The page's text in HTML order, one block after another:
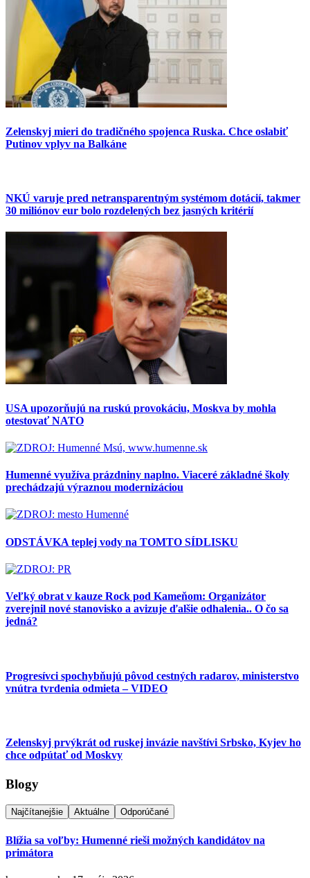
Zelenskyj mieri do tradičného spojenca Ruska. Chce oslabiť
Putinov vplyv na Balkáne
NKÚ varuje pred netransparentným systémom dotácií, takmer
30 miliónov eur bolo rozdelených bez jasných kritérií
USA upozorňujú na ruskú provokáciu, Moskva by mohla
otestovať NATO
Humenné využíva prázdniny naplno. Viaceré základné školy
prechádzajú výraznou modernizáciou
ODSTÁVKA teplej vody na TOMTO SÍDLISKU
Veľký obrat v kauze Rock pod Kameňom: Organizátor
zverejnil nové stanovisko a avizuje ďalšie odhalenia.. O čo sa
jedná?
Progresívci spochybňujú pôvod cestných radarov, ministerstvo
vnútra tvrdenia odmieta – VIDEO
Zelenskyj prvýkrát od ruskej invázie navštívi Srbsko, Kyjev ho
chce odpútať od Moskvy
Blogy
Najčítanejšie Aktuálne Odporúčané
Blížia sa voľby: Humenné rieši možných kandidátov na
primátora